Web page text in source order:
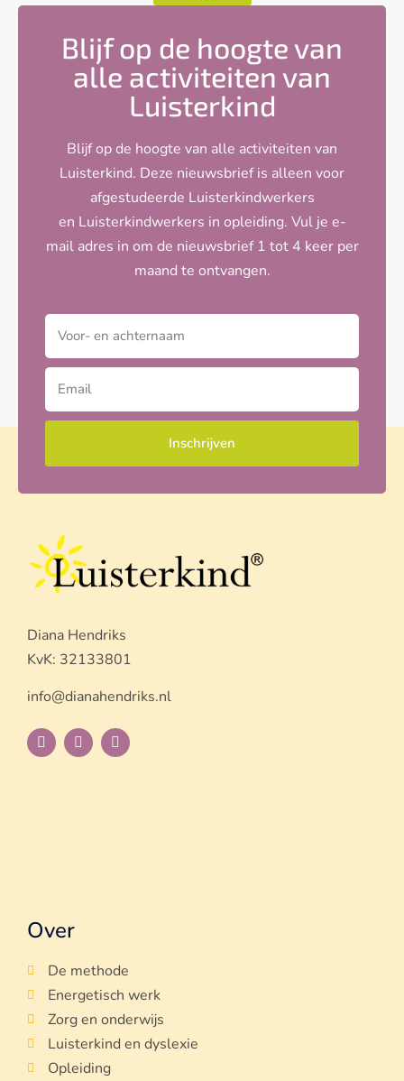
Blijf op de hoogte van
alle activiteiten van
Luisterkind
Blijf op de hoogte van alle activiteiten van
Luisterkind. Deze nieuwsbrief is alleen voor
afgestudeerde Luisterkindwerkers
en Luisterkindwerkers in opleiding. Vul je e-
mail adres in om de nieuwsbrief 1 tot 4 keer per
maand te ontvangen.
Inschrijven
Diana Hendriks
KvK: 32133801
info@dianahendriks.nl
Over
De methode
Energetisch werk
Zorg en onderwijs
Luisterkind en dyslexie
Opleiding